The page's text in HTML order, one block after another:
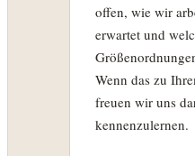
offen, wie wir
erwartet und
Wenn das zu
freuen wir uns
kennenzulernen.